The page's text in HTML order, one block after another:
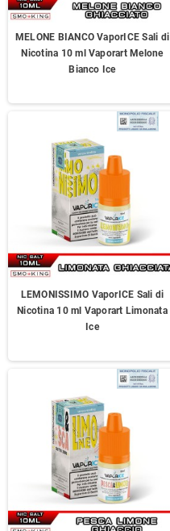
MELONE BIANCO VaporICE Sali di
Nicotina 10 ml Vaporart Melone
Bianco Ice
LEMONISSIMO VaporICE Sali di
Nicotina 10 ml Vaporart Limonata
Ice